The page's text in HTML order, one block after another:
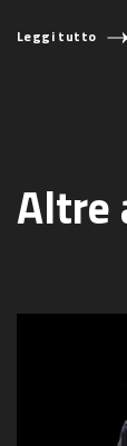
Leggi tutto
Altre